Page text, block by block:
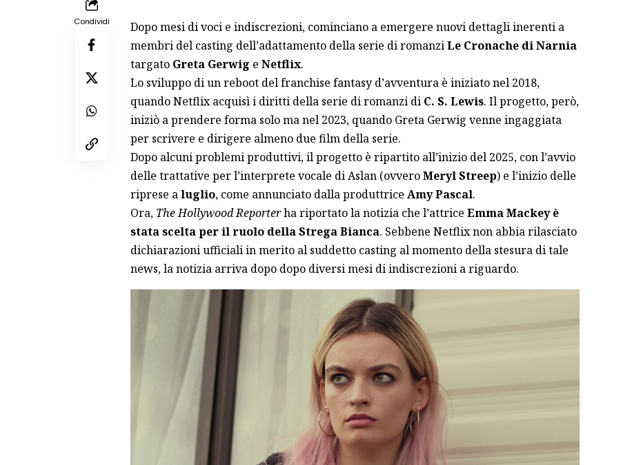
Condividi
Dopo mesi di voci e indiscrezioni, cominciano a emergere nuovi dettagli inerenti a
membri del casting dell’adattamento della serie di romanziLe Cronache di Narnia
targato Greta Gerwig e Netflix.
Lo sviluppo di unrebootdel franchise fantasy d’avventura è iniziato nel 2018,
quando Netflix acquisì i diritti della serie di romanzi di C. S. Lewis. Il progetto, però,
iniziò a prendere forma solo ma nel 2023, quando Greta Gerwig venne ingaggiata
per scrivere e dirigere almeno due film della serie.
Dopo alcuni problemi produttivi, il progetto è ripartito all’inizio del 2025, con l’avvio
delle trattative per l’interprete vocale di Aslan (ovveroMeryl Streep) e l’inizio delle
riprese aluglio, come annunciato dalla produttrice Amy Pascal.
Ora, The Hollywood Reporterhariportatola notizia che l’attrice Emma Mackey è
stata scelta per il ruolo della Strega Bianca. Sebbene Netflix non abbia rilasciato
dichiarazioni ufficiali in merito al suddetto casting al momento della stesura di tale
news, la notizia arriva dopo dopo diversi mesi di indiscrezioni a riguardo.